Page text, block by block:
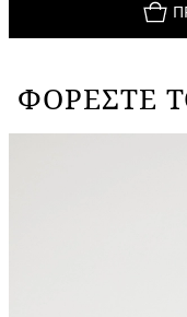
ΦΟΡΈΣΤΕ